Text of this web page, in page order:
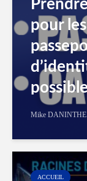
pour
Mike DANINTHE
ACCUEIL